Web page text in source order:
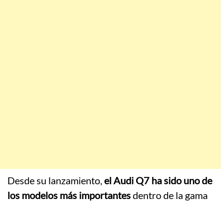
Desde su lanzamiento,el Audi Q7 ha sido uno de
los modelos más importantesdentro de la gama